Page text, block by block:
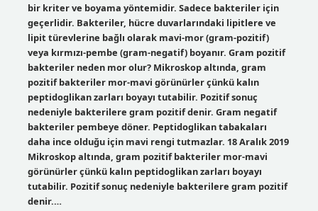
bir kriter ve boyama yöntemidir. Sadece bakteriler için
geçerlidir. Bakteriler, hücre duvarlarındaki lipitlere ve
lipit türevlerine bağlı olarak mavi-mor (gram-pozitif)
veya kırmızı-pembe (gram-negatif) boyanır. Gram pozitif
bakteriler neden mor olur? Mikroskop altında, gram
pozitif bakteriler mor-mavi görünürler çünkü kalın
peptidoglikan zarları boyayı tutabilir. Pozitif sonuç
nedeniyle bakterilere gram pozitif denir. Gram negatif
bakteriler pembeye döner. Peptidoglikan tabakaları
daha ince olduğu için mavi rengi tutmazlar. 18 Aralık 2019
Mikroskop altında, gram pozitif bakteriler mor-mavi
görünürler çünkü kalın peptidoglikan zarları boyayı
tutabilir. Pozitif sonuç nedeniyle bakterilere gram pozitif
denir.…